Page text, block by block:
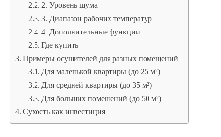
2. Уровень шума
3. Диапазон рабочих температур
4. Дополнительные функции
Где купить
Примеры осушителей для разных помещений
Для маленькой квартиры (до 25 м²)
Для средней квартиры (до 35 м²)
Для больших помещений (до 50 м²)
Сухость как инвестиция